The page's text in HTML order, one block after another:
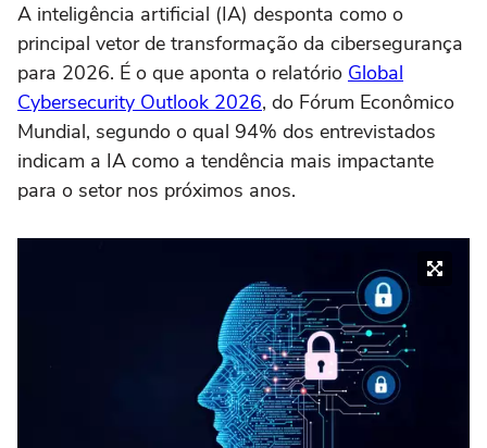
A inteligência artificial (IA) desponta como o
principal vetor de transformação da cibersegurança
para 2026. É o que aponta o relatório Global
Cybersecurity Outlook 2026, do Fórum Econômico
Mundial, segundo o qual 94% dos entrevistados
indicam a IA como a tendência mais impactante
para o setor nos próximos anos.